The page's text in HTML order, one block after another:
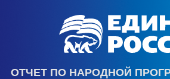
ОТЧЕТ ПО НАРОДНОЙ